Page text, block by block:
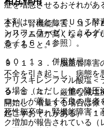
本剤は、主としてＵＧＴ酵
ンスフェラーゼ）による
る〔１６．４参照〕。
１０．１． 併用禁忌：
アリスキレンフマル酸塩＜
る場合（ただし、他の降圧
ロールが著しく不良の患者
死性脳卒中・腎機能障害・
ク増加が報告されている
症を増悪させるおそれがあ
また、腎機能障害、コント
カリウム値が高くなりや
意すること。
９．１．３． 脳血管障害
不全を引き起こし、病態を
９．１．４． 厳重な減塩
開始し、増量する場合は
起こすおそれがある）〔１